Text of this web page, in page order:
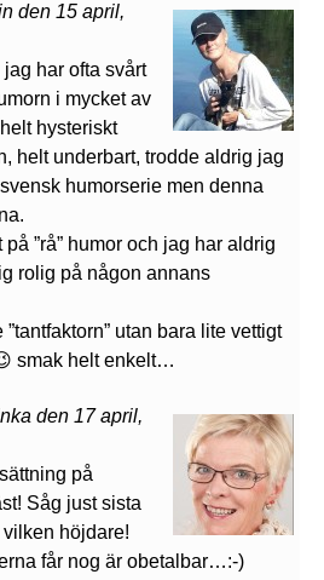
den 15 april,
har ofta svårt
i mycket av
hysteriskt
helt underbart, trodde aldrig jag
humorserie men denna
”rå” humor och jag har aldrig
rolig på någon annans
utan bara lite vettigt
smak helt enkelt…
den 17 april,
på
Såg just sista
höjdare!
får nog är obetalbar…:-)